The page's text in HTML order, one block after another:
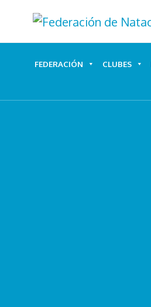
FEDERACIÓN CLUBES